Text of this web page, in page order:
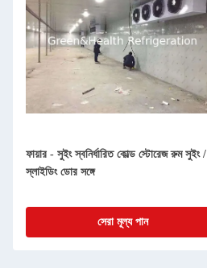
ফায়ার - সুইং স্বনির্ধারিত কোল্ড স্টোরেজ রুম সুইং /
স্লাইডিং ডোর সঙ্গে
সেরা মূল্য পান